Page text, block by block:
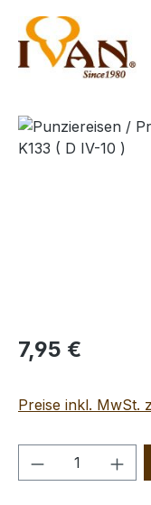
Bildergalerie
Regulärer Preis:
7,95 €
Preise inkl. MwSt.
Produkt